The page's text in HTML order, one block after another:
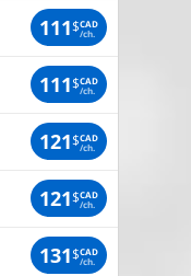
111$CAD
/ch.
111$CAD
/ch.
121$CAD
/ch.
121$CAD
/ch.
131$CAD
/ch.